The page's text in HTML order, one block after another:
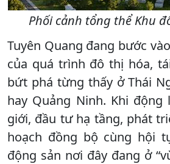
Phối cảnh tổng thể Khu
Tuyên Quang đang bước
của quá trình đô thị hóa,
bứt phá từng thấy ở Thái
hay Quảng Ninh. Khi động
giới, đầu tư hạ tầng, phát
hoạch đồng bộ cùng hội
động sản nơi đây đang ở